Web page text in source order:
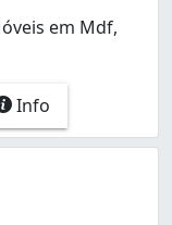
em Mdf,
Info